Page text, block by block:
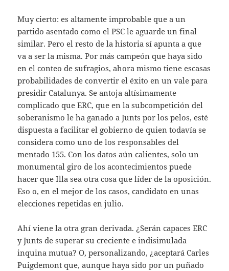
Muy cierto: es altamente improbable que a un
partido asentado como el PSC le aguarde un final
similar. Pero el resto de la historia sí apunta a que
va a ser la misma. Por más campeón que haya sido
en el conteo de sufragios, ahora mismo tiene escasas
probabilidades de convertir el éxito en un vale para
presidir Catalunya. Se antoja altísimamente
complicado que ERC, que en la subcompetición del
soberanismo le ha ganado a Junts por los pelos, esté
dispuesta a facilitar el gobierno de quien todavía se
considera como uno de los responsables del
mentado 155. Con los datos aún calientes, solo un
monumental giro de los acontecimientos puede
hacer que Illa sea otra cosa que líder de la oposición.
Eso o, en el mejor de los casos, candidato en unas
elecciones repetidas en julio.
Ahí viene la otra gran derivada. ¿Serán capaces ERC
y Junts de superar su creciente e indisimulada
inquina mutua? O, personalizando, ¿aceptará Carles
Puigdemont que, aunque haya sido por un puñado